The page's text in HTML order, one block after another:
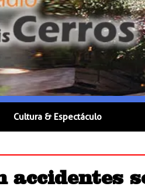
Cultura & Espectáculo
accidentes